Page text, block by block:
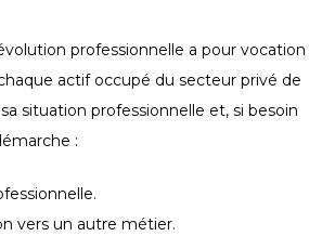
professionnelle a pour vocation
actif occupé du secteur privé de
situation professionnelle et, si besoin
:
vers un autre métier.